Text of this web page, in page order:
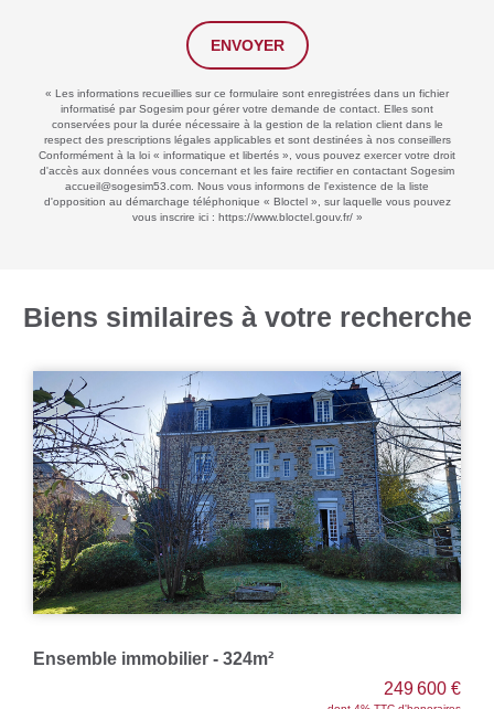
ENVOYER
« Les informations recueillies sur ce formulaire sont enregistrées dans un fichier
informatisé par Sogesim pour gérer votre demande de contact. Elles sont
conservées pour la durée nécessaire à la gestion de la relation client dans le
respect des prescriptions légales applicables et sont destinées à nos conseillers
Conformément à la loi « informatique et libertés », vous pouvez exercer votre droit
d'accès aux données vous concernant et les faire rectifier en contactant Sogesim
accueil@sogesim53.com. Nous vous informons de l'existence de la liste
d'opposition au démarchage téléphonique « Bloctel », sur laquelle vous pouvez
vous inscrire ici : https://www.bloctel.gouv.fr/»
Biens similaires à votre recherche